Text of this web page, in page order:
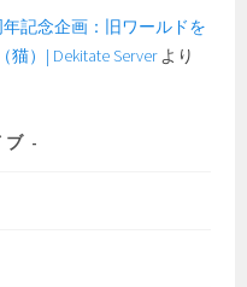
年記念企画：旧ワールドを
）| Dekitate Serverより
ブ